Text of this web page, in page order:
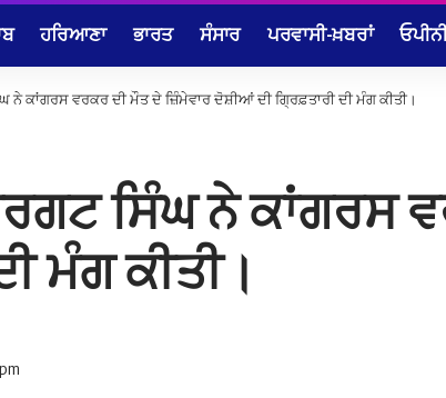
ਹਰਿਆਣਾ ਭਾਰਤ ਸੰਸਾਰ ਪਰਵਾਸੀ-ਖ਼ਬਰਾਂ
ਨੇ ਕਾਂਗਰਸ ਵਰਕਰ ਦੀ ਮੌਤ ਦੇ ਜ਼ਿੰਮੇਵਾਰ ਦੋਸ਼ੀਆਂ ਦੀ ਗ੍ਰਿਫ਼ਤਾਰੀ ਦੀ ਮੰਗ ਕੀਤੀ।
ਸਿੰਘ ਨੇ ਕਾਂਗਰਸ
ਮੰਗ ਕੀਤੀ।